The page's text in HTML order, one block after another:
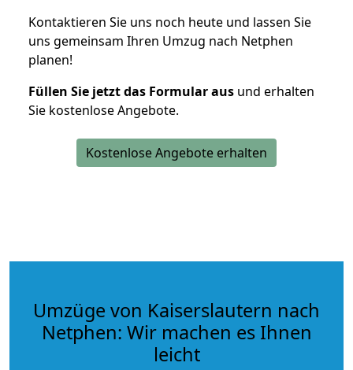
Kontaktieren Sie uns noch heute und lassen Sie
uns gemeinsam Ihren Umzug nach Netphen
planen!
Füllen Sie jetzt das Formular aus und erhalten
Sie kostenlose Angebote.
Kostenlose Angebote erhalten
Umzüge von Kaiserslautern nach
Netphen: Wir machen es Ihnen
leicht